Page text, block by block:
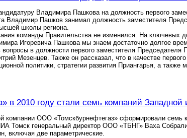
Владимира Пашкова на должность первого
Владимир Пашков занимал должность заместителя
школы региона.
команды Правительства не изменился. На ключевых
Игоревича Пашкова мы знаем достаточно долгое
в должности первого заместителя Председателя
Мезенцев. Также он рассказал, что в качестве
политики, стратегии развития Приангарья, а также
в 2010 году стали семь компаний
компании ООО «Томскбурнефтегаз» сформировали семь
Томск генеральный директор ООО «ТБНГ» Ваха
включая две параметрические.